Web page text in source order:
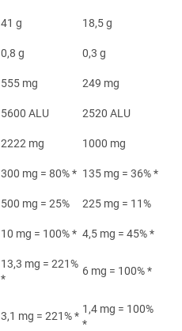
41 g 18,5 g
0,8 g 0,3 g
555 mg 249 mg
5600 ALU 2520 ALU
2222 mg 1000 mg
300 mg = 80% * 135 mg = 36% *
500 mg = 25% 225 mg = 11%
10 mg = 100% * 4,5 mg = 45% *
13,3 mg = 221%
*
6 mg = 100% *
3,1 mg = 221% *
1,4 mg = 100%
*